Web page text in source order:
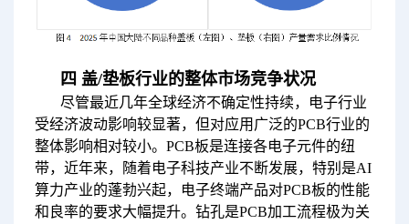
四 盖/垫板行业的整体市场竞争状况
尽管最近几年全球经济不确定性持续，电子行业
受经济波动影响较显著，但对应用广泛的PCB行业的
整体影响相对较小。PCB板是连接各电子元件的纽
带，近年来，随着电子科技产业不断发展，特别是AI
算力产业的蓬勃兴起，电子终端产品对PCB板的性能
和良率的要求大幅提升。钻孔是PCB加工流程极为关